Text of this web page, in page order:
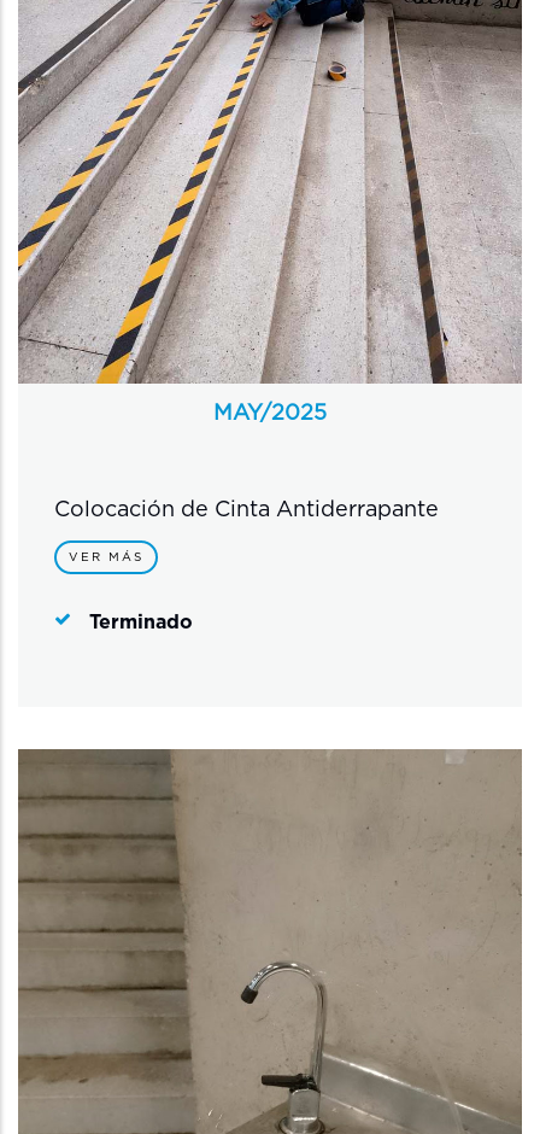
MAY/2025
Colocación de Cinta Antiderrapante
VER MÁS
Terminado